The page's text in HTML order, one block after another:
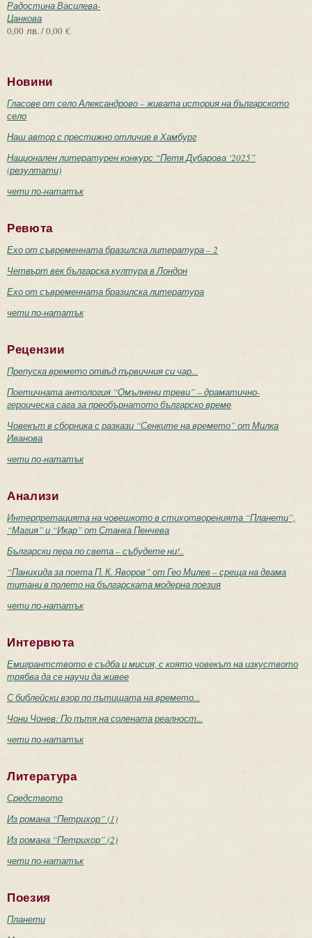
Радостина Василева-
Цанкова
0,00 лв. / 0,00 €
Новини
Гласове от село Александрово – живата история на българското
село
Наш автор с престижно отличие в Хамбург
Национален литературен конкурс “Петя Дубарова ‘2025”
(резултати)
чети по-нататък
Ревюта
Ехо от съвременната бразилска литература – 2
Четвърт век българска култура в Лондон
Ехо от съвременната бразилска литература
чети по-нататък
Рецензии
Препуска времето отвъд първичния си чар...
Поетичната антология “Омълнени треви” – драматично-
героическа сага за преобърнатото българско време
Човекът в сборника с разкази “Сенките на времето” от Милка
Иванова
чети по-нататък
Анализи
Интерпретацията на човешкото в стихотворенията “Планети”,
“Магия” и “Икар” от Станка Пенчева
Български пера по света – събудете ни!..
“Панихида за поета П. К. Яворов” от Гео Милев – среща на двама
титани в полето на българската модерна поезия
чети по-нататък
Интервюта
Емигрантството е съдба и мисия, с която човекът на изкуството
трябва да се научи да живее
С библейски взор по пътищата на времето...
Чони Чонев: По пътя на солената реалност...
чети по-нататък
Литература
Средството
Из романа “Петрихор” (1)
Из романа “Петрихор” (2)
чети по-нататък
Поезия
Планети